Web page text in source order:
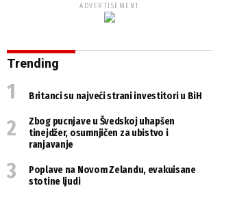
ADVERTISEMENT
Trending
Britanci su najveći strani investitori u BiH
Zbog pucnjave u Švedskoj uhapšen
tinejdžer, osumnjičen za ubistvo i
ranjavanje
Poplave na Novom Zelandu, evakuisane
stotine ljudi